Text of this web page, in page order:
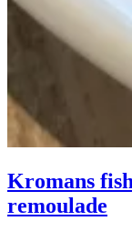
Kromans
remoulade